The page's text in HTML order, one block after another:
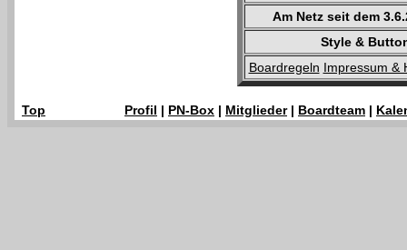
Am Netz seit dem
Style &
Boardregeln Impressum &
Top Profil | PN-Box | Mitglieder| Boardteam |